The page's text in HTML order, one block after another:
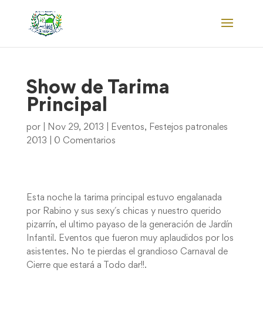
Show de Tarima
Principal
por Nov 29, 2013 Eventos, Festejos patronales
2013
0 Comentarios
Esta noche la tarima principal estuvo engalanada
por Rabino y sus sexy´s chicas y nuestro querido
pizarrín, el ultimo payaso de la generación de Jardín
Infantil. Eventos que fueron muy aplaudidos por los
asistentes. No te pierdas el grandioso Carnaval de
Cierre que estará a Todo dar!!.